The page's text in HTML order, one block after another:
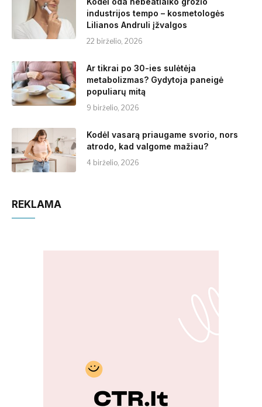
industrijos tempo – kosmetologės
Lilianos Andruli įžvalgos
22 birželio, 2026
Ar tikrai po 30-ies sulėtėja
metabolizmas? Gydytoja paneigė
populiarų mitą
9 birželio, 2026
Kodėl vasarą priaugame svorio, nors
atrodo, kad valgome mažiau?
4 birželio, 2026
REKLAMA